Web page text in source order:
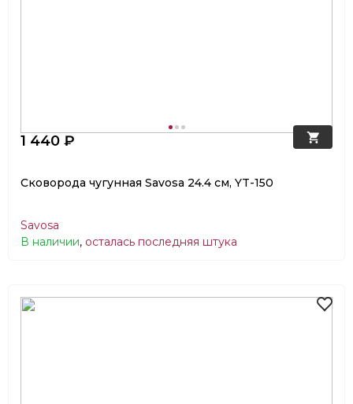
1 440 ₽
Сковорода чугунная Savosa 24.4 см, YT-150
Savosa
В наличии, осталась последняя штука